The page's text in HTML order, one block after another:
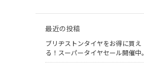
最近の投稿
ブリヂストンタイヤをお得に買え
る！スーパータイヤセール開催中。